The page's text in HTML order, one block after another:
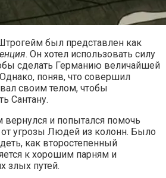
был представлен как
. Он хотел использовать силу
сделать Германию величайшей
поняв, что совершил
своим телом, чтобы
Сантану.
и попытался помочь
угрозы Людей из колонн. Было
как второстепенный
к хорошим парням и
злых путей.